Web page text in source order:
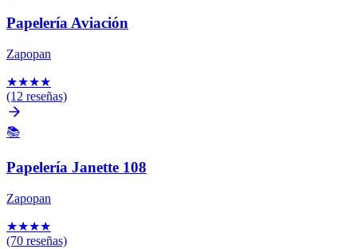
Papelería Aviación
Zapopan
★★★★
(12 reseñas)
📚
Papelería Janette 108
Zapopan
★★★★
(70 reseñas)